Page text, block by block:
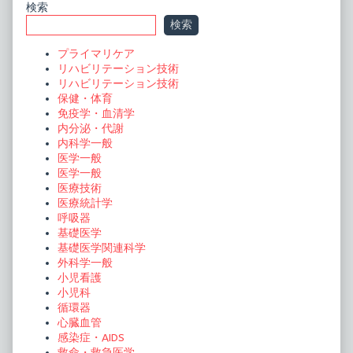
Primary
Sidebar
検索
検索
プライマリケア
リハビリテーション技術
リハビリテーション技術
保健・体育
免疫学・血清学
内分泌・代謝
内科学一般
医学一般
医学一般
医療技術
医療統計学
呼吸器
基礎医学
基礎医学関連科学
外科学一般
小児看護
小児科
循環器
心臓血管
感染症・AIDS